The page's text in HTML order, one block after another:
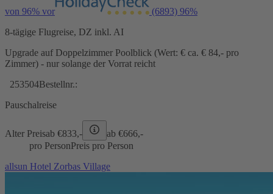
von 96% vor (6893) 96%
8-tägige Flugreise, DZ inkl. AI
Upgrade auf Doppelzimmer Poolblick (Wert: € ca. € 84,- pro
Zimmer) - nur solange der Vorrat reicht
253504Bestellnr.:
Pauschalreise
Alter Preisab €833,- ab €666,-
pro PersonPreis pro Person
allsun Hotel Zorbas Village